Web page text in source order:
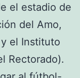
el estadio de
del Amo,
el Instituto
Rectorado).